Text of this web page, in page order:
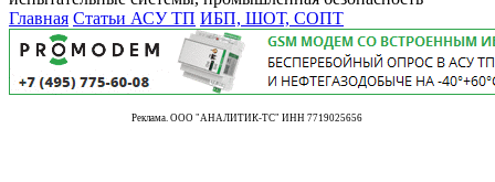
Главная Статьи АСУ ТП ИБП, ШОТ, СОПТ
Реклама. ООО "АНАЛИТИК-ТС" ИНН 7719025656